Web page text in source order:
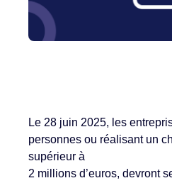
Le 28 juin 2025, les
personnes ou réalisant un
supérieur à
2 millions d’euros, devront